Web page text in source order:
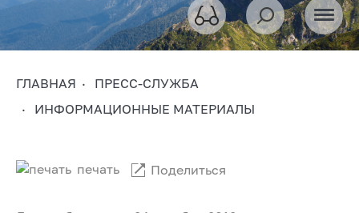
ГЛАВНАЯ
ПРЕСС-СЛУЖБА
ИНФОРМАЦИОННЫЕ МАТЕРИАЛЫ
печать Поделиться